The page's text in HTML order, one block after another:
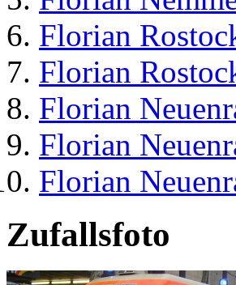
Florian
Florian
Florian
Florian
Florian
Zufallsfoto